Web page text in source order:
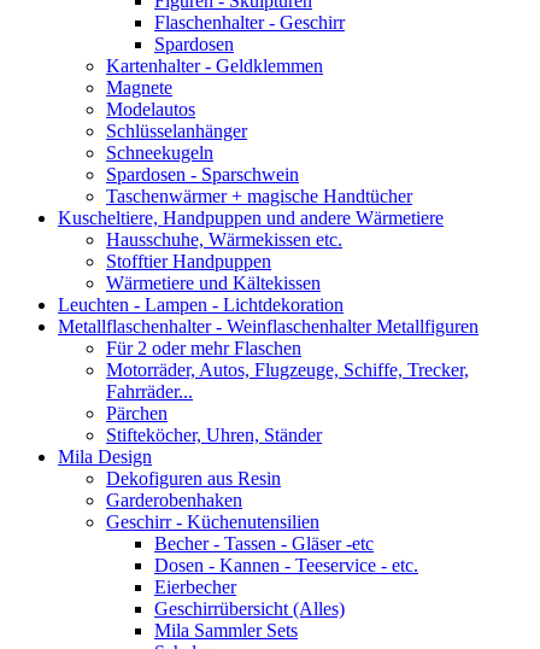
Flaschenhalter - Geschirr
Spardosen
Kartenhalter - Geldklemmen
Magnete
Modelautos
Schlüsselanhänger
Schneekugeln
Spardosen - Sparschwein
Taschenwärmer + magische Handtücher
Kuscheltiere, Handpuppen und andere Wärmetiere
Hausschuhe, Wärmekissen etc.
Stofftier Handpuppen
Wärmetiere und Kältekissen
Leuchten - Lampen - Lichtdekoration
Metallflaschenhalter - Weinflaschenhalter Metallfiguren
Für 2 oder mehr Flaschen
Motorräder, Autos, Flugzeuge, Schiffe, Trecker,
Fahrräder...
Pärchen
Stifteköcher, Uhren, Ständer
Mila Design
Dekofiguren aus Resin
Garderobenhaken
Geschirr - Küchenutensilien
Becher - Tassen - Gläser -etc
Dosen - Kannen - Teeservice - etc.
Eierbecher
Geschirrübersicht (Alles)
Mila Sammler Sets